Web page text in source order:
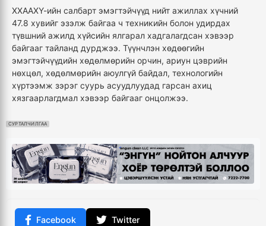
ХХААХҮ-ийн салбарт эмэгтэйчүүд нийт ажиллах хүчний
47.8 хувийг эзэлж байгаа ч техникийн болон удирдах
түвшний ажилд хүйсийн ялгарал хадгалагдсан хэвээр
байгааг тайланд дурджээ. Түүнчлэн хөдөөгийн
эмэгтэйчүүдийн хөдөлмөрийн орчин, ариун цэврийн
нөхцөл, хөдөлмөрийн аюулгүй байдал, технологийн
хүртээмж зэрэг суурь асуудлуудад гарсан ахиц
хязгаарлагдмал хэвээр байгааг онцолжээ.
СУРТАЛЧИЛГАА
Facebook Twitter